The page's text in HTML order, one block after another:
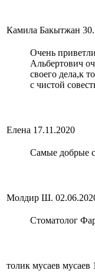
Камила Бакытжан
Очень
Альбертович
своего дела,к
с чистой
Елена 17.11.2020
Самые добрые
Молдир Ш.
Стоматолог
толик мусаев мусаев